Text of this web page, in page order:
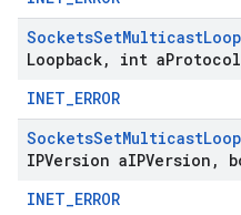
SocketsSetMulticast
Loopback, int aProtocol
INET_ERROR
SocketsSetMulticast
IPVersion aIPVersion ,
INET_ERROR